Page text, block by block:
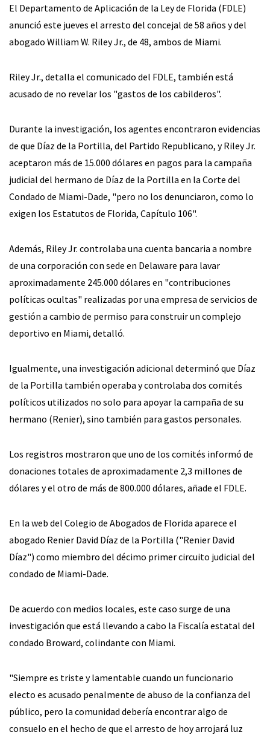
El Departamento de Aplicación de la Ley de Florida (FDLE)
anunció este jueves el arresto del concejal de 58 años y del
abogado William W. Riley Jr., de 48, ambos de Miami.
Riley Jr., detalla el comunicado del FDLE, también está
acusado de no revelar los "gastos de los cabilderos".
Durante la investigación, los agentes encontraron evidencias
de que Díaz de la Portilla, del Partido Republicano, y Riley Jr.
aceptaron más de 15.000 dólares en pagos para la campaña
judicial del hermano de Díaz de la Portilla en la Corte del
Condado de Miami-Dade, "pero no los denunciaron, como lo
exigen los Estatutos de Florida, Capítulo 106".
Además, Riley Jr. controlaba una cuenta bancaria a nombre
de una corporación con sede en Delaware para lavar
aproximadamente 245.000 dólares en "contribuciones
políticas ocultas" realizadas por una empresa de servicios de
gestión a cambio de permiso para construir un complejo
deportivo en Miami, detalló.
Igualmente, una investigación adicional determinó que Díaz
de la Portilla también operaba y controlaba dos comités
políticos utilizados no solo para apoyar la campaña de su
hermano (Renier), sino también para gastos personales.
Los registros mostraron que uno de los comités informó de
donaciones totales de aproximadamente 2,3 millones de
dólares y el otro de más de 800.000 dólares, añade el FDLE.
En la web del Colegio de Abogados de Florida aparece el
abogado Renier David Díaz de la Portilla ("Renier David
Díaz") como miembro del décimo primer circuito judicial del
condado de Miami-Dade.
De acuerdo con medios locales, este caso surge de una
investigación que está llevando a cabo la Fiscalía estatal del
condado Broward, colindante con Miami.
"Siempre es triste y lamentable cuando un funcionario
electo es acusado penalmente de abuso de la confianza del
público, pero la comunidad debería encontrar algo de
consuelo en el hecho de que el arresto de hoy arrojará luz